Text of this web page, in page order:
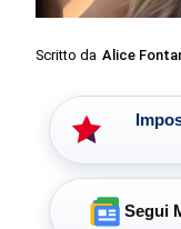
Scritto da Alice
Segui